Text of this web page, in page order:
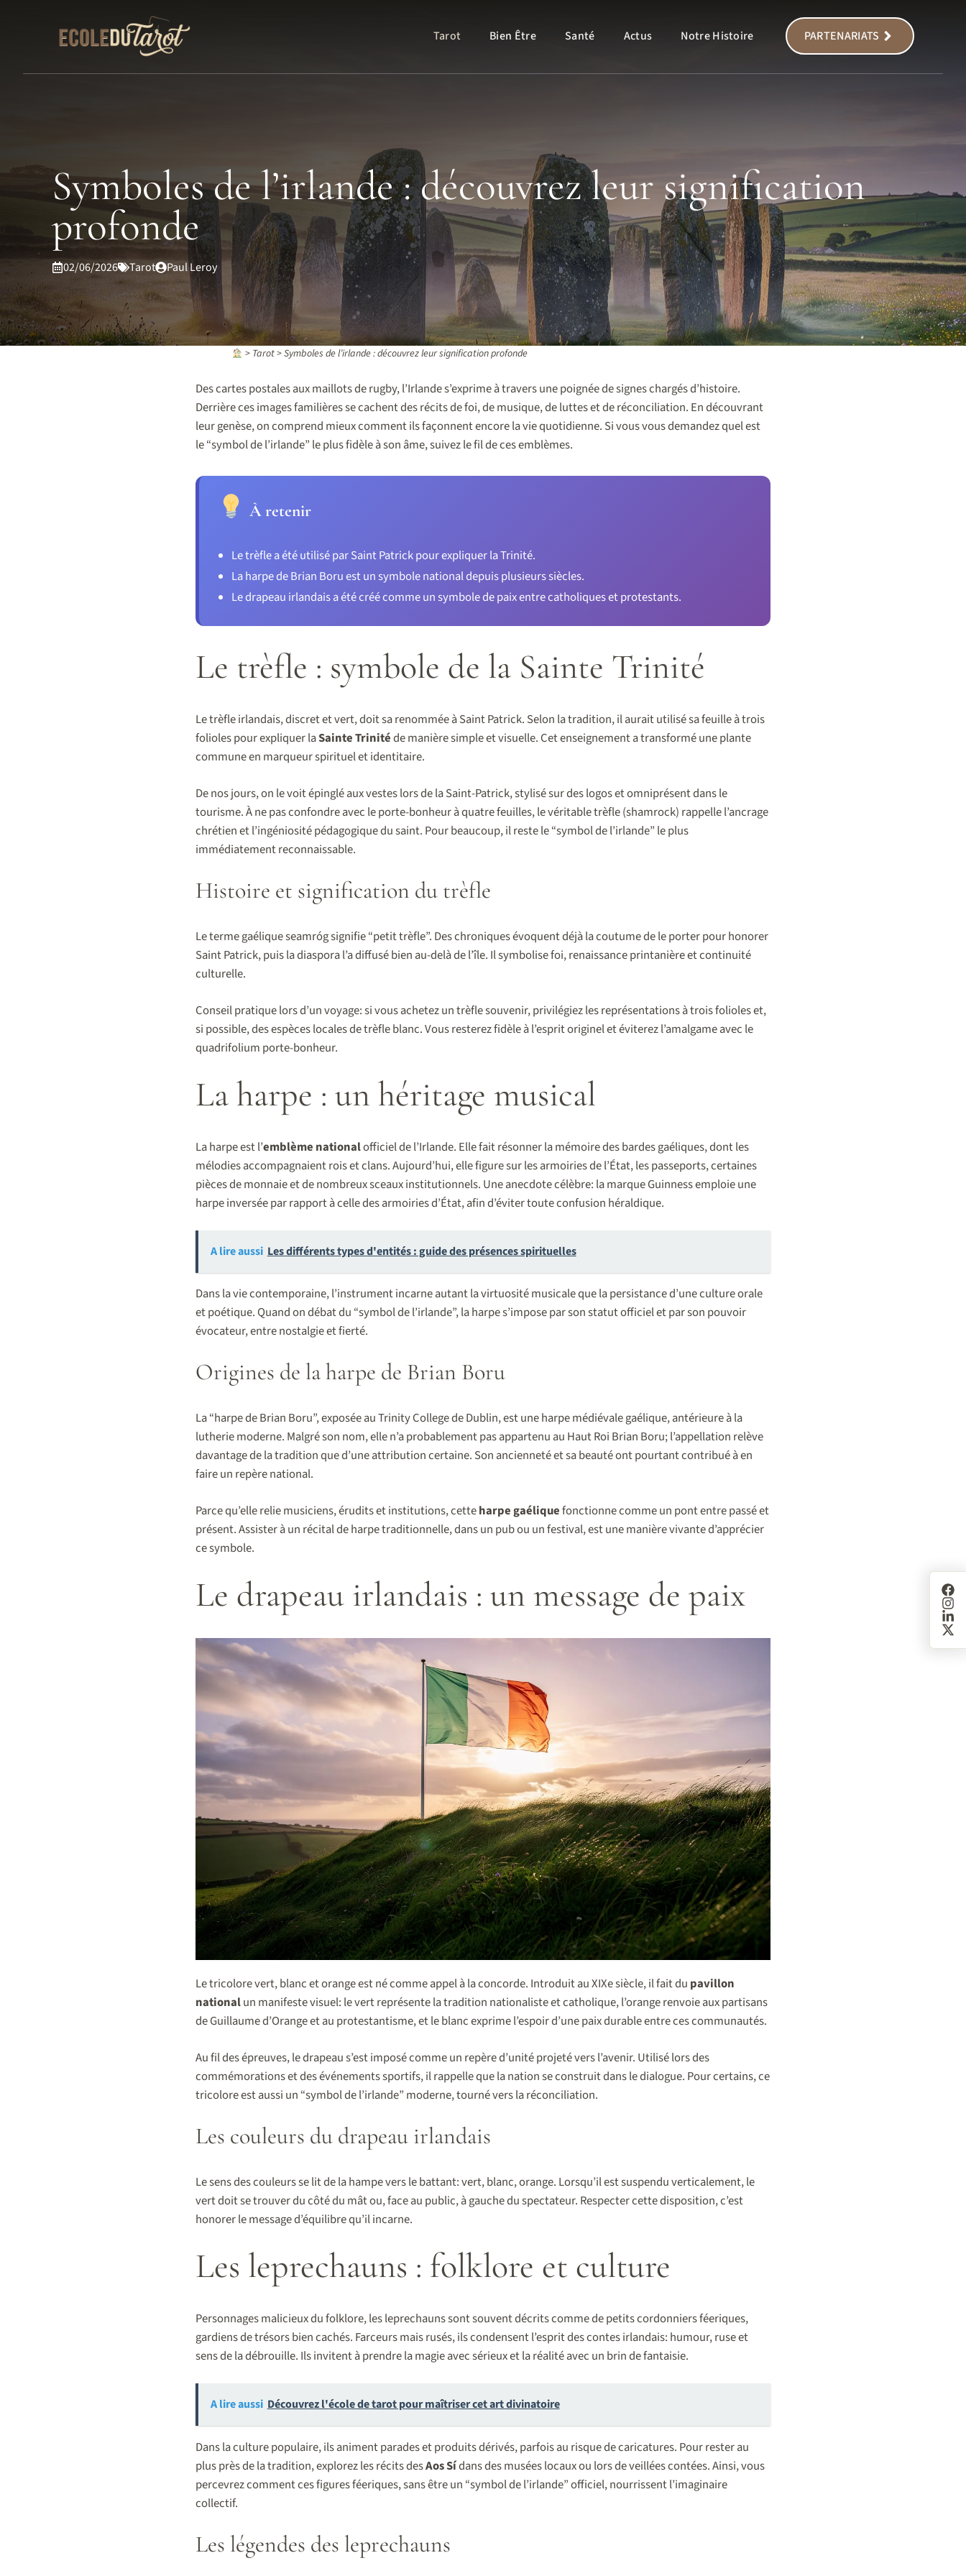
Tarot Bien Être Santé Actus Notre Histoire PARTENARIATS
Symboles de l’irlande : découvrez leur signification
profonde
02/06/2026 Tarot Paul Leroy
> Tarot>Symboles de l’irlande : découvrez leur signification profonde
Des cartes postales aux maillots de rugby, l’Irlande s’exprime à travers une poignée de signes chargés d’histoire.
Derrière ces images familières se cachent des récits de foi, de musique, de luttes et de réconciliation. En découvrant
leur genèse, on comprend mieux comment ils façonnent encore la vie quotidienne. Si vous vous demandez quel est
le “symbol de l’irlande” le plus fidèle à son âme, suivez le fil de ces emblèmes.
À retenir
Le trèfle a été utilisé par Saint Patrick pour expliquer la Trinité.
La harpe de Brian Boru est un symbole national depuis plusieurs siècles.
Le drapeau irlandais a été créé comme un symbole de paix entre catholiques et protestants.
Le trèfle : symbole de la Sainte Trinité
Le trèfle irlandais, discret et vert, doit sa renommée à Saint Patrick. Selon la tradition, il aurait utilisé sa feuille à trois
folioles pour expliquer laSainte Trinitéde manière simple et visuelle. Cet enseignement a transformé une plante
commune en marqueur spirituel et identitaire.
De nos jours, on le voit épinglé aux vestes lors de la Saint-Patrick, stylisé sur des logos et omniprésent dans le
tourisme. À ne pas confondre avec le porte-bonheur à quatre feuilles, le véritable trèfle (shamrock) rappelle l’ancrage
chrétien et l’ingéniosité pédagogique du saint. Pour beaucoup, il reste le “symbol de l’irlande” le plus
immédiatement reconnaissable.
Histoire et signification du trèfle
Le terme gaélique seamróg signifie “petit trèfle”. Des chroniques évoquent déjà la coutume de le porter pour honorer
Saint Patrick, puis la diaspora l’a diffusé bien au-delà de l’île. Il symbolise foi, renaissance printanière et continuité
culturelle.
Conseil pratique lors d’un voyage: si vous achetez un trèfle souvenir, privilégiez les représentations à trois folioles et,
si possible, des espèces locales de trèfle blanc. Vous resterez fidèle à l’esprit originel et éviterez l’amalgame avec le
quadrifolium porte-bonheur.
La harpe : un héritage musical
La harpe est l’emblème nationalofficiel de l’Irlande. Elle fait résonner la mémoire des bardes gaéliques, dont les
mélodies accompagnaient rois et clans. Aujourd’hui, elle figure sur les armoiries de l’État, les passeports, certaines
pièces de monnaie et de nombreux sceaux institutionnels. Une anecdote célèbre: la marque Guinness emploie une
harpe inversée par rapport à celle des armoiries d’État, afin d’éviter toute confusion héraldique.
A lire aussi Les différents types d'entités : guide des présences spirituelles
Dans la vie contemporaine, l’instrument incarne autant la virtuosité musicale que la persistance d’une culture orale
et poétique. Quand on débat du “symbol de l’irlande”, la harpe s’impose par son statut officiel et par son pouvoir
évocateur, entre nostalgie et fierté.
Origines de la harpe de Brian Boru
La “harpe de Brian Boru”, exposée au Trinity College de Dublin, est une harpe médiévale gaélique, antérieure à la
lutherie moderne. Malgré son nom, elle n’a probablement pas appartenu au Haut Roi Brian Boru; l’appellation relève
davantage de la tradition que d’une attribution certaine. Son ancienneté et sa beauté ont pourtant contribué à en
faire un repère national.
Parce qu’elle relie musiciens, érudits et institutions, cetteharpe gaéliquefonctionne comme un pont entre passé et
présent. Assister à un récital de harpe traditionnelle, dans un pub ou un festival, est une manière vivante d’apprécier
ce symbole.
Le drapeau irlandais : un message de paix
Le tricolore vert, blanc et orange est né comme appel à la concorde. Introduit au XIXe siècle, il fait du pavillon
nationalun manifeste visuel: le vert représente la tradition nationaliste et catholique, l’orange renvoie aux partisans
de Guillaume d’Orange et au protestantisme, et le blanc exprime l’espoir d’une paix durable entre ces communautés.
Au fil des épreuves, le drapeau s’est imposé comme un repère d’unité projeté vers l’avenir. Utilisé lors des
commémorations et des événements sportifs, il rappelle que la nation se construit dans le dialogue. Pour certains, ce
tricolore est aussi un “symbol de l’irlande” moderne, tourné vers la réconciliation.
Les couleurs du drapeau irlandais
Le sens des couleurs se lit de la hampe vers le battant: vert, blanc, orange. Lorsqu’il est suspendu verticalement, le
vert doit se trouver du côté du mât ou, face au public, à gauche du spectateur. Respecter cette disposition, c’est
honorer le message d’équilibre qu’il incarne.
Les leprechauns : folklore et culture
Personnages malicieux du folklore, les leprechauns sont souvent décrits comme de petits cordonniers féeriques,
gardiens de trésors bien cachés. Farceurs mais rusés, ils condensent l’esprit des contes irlandais: humour, ruse et
sens de la débrouille. Ils invitent à prendre la magie avec sérieux et la réalité avec un brin de fantaisie.
A lire aussi Découvrez l'école de tarot pour maîtriser cet art divinatoire
Dans la culture populaire, ils animent parades et produits dérivés, parfois au risque de caricatures. Pour rester au
plus près de la tradition, explorez les récits desAos Sídans des musées locaux ou lors de veillées contées. Ainsi, vous
percevrez comment ces figures féeriques, sans être un “symbol de l’irlande” officiel, nourrissent l’imaginaire
collectif.
Les légendes des leprechauns